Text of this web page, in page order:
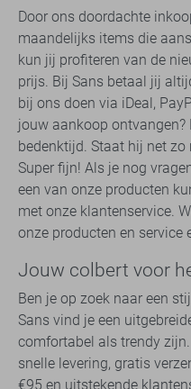
Door ons doordachte
maandelijks items die
kun jij profiteren van de
prijs. Bij Sans betaal jij
bij ons doen via iDeal,
jouw aankoop ontvangen?
bedenktijd. Staat hij net
Super fijn! Als je nog
een van onze producten
met onze klantenservice.
onze producten en service
Jouw colbert voor
Ben je op zoek naar een
Sans vind je een
comfortabel als trendy
snelle levering, gratis
€95 en uitstekende